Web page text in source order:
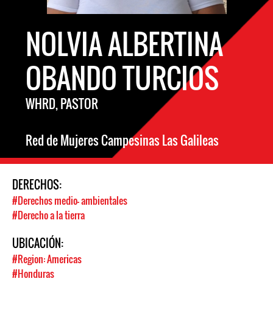
NOLVIA ALBERTINA
OBANDO TURCIOS
WHRD, PASTOR
Red de Mujeres Campesinas Las Galileas
DERECHOS:
#Derechos medio- ambientales
#Derecho a la tierra
UBICACIÓN:
#Region: Americas
#Honduras